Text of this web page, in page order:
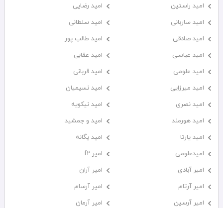
امید راستین
امید رضایی
امید ساربانی
امید سلطانی
امید صادقی
امید طالب پور
امید عباسی
امید عقابی
امید علومی
امید قربانی
امید میرزایی
امید نسیمیان
امید نصری
امید نیکویه
امید هورمند
امید و جمشید
امید یارتا
امید یگانه
امیدعلومی
امیر f2
امیر آبادی
امیر آران
امیر آرتام
امیر آرسام
امیر آرسین
امیر آرمان